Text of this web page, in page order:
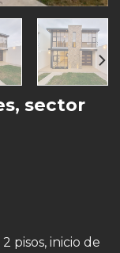
sector
pisos, inicio de